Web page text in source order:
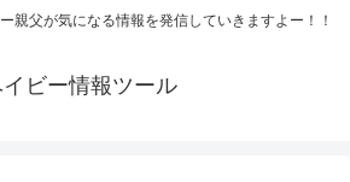
親父が気になる情報を発信していきますよー！！
ビー情報ツール